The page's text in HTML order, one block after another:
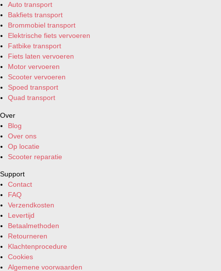
Auto transport
Bakfiets transport
Brommobiel transport
Elektrische fiets vervoeren
Fatbike transport
Fiets laten vervoeren
Motor vervoeren
Scooter vervoeren
Spoed transport
Quad transport
Over
Blog
Over ons
Op locatie
Scooter reparatie
Support
Contact
FAQ
Verzendkosten
Levertijd
Betaalmethoden
Retourneren
Klachtenprocedure
Cookies
Algemene voorwaarden